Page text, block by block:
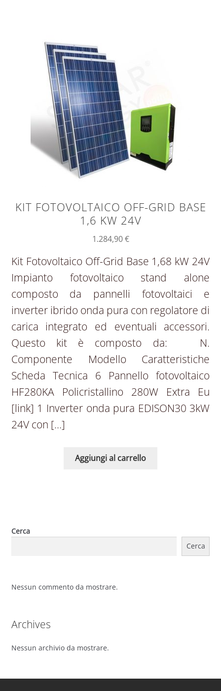
KIT FOTOVOLTAICO OFF-GRID BASE
1,6 KW 24V
1.284,90€
Kit Fotovoltaico Off-Grid Base 1,68 kW 24V
Impianto fotovoltaico stand alone
composto da pannelli fotovoltaici e
inverter ibrido onda pura con regolatore di
carica integrato ed eventuali accessori.
Questo kit è composto da: N.
Componente Modello Caratteristiche
Scheda Tecnica 6 Pannello fotovoltaico
HF280KA Policristallino 280W Extra Eu
[link] 1 Inverter onda pura EDISON30 3kW
24V con […]
Aggiungi al carrello
Cerca
Cerca
Nessun commento da mostrare.
Archives
Nessun archivio da mostrare.